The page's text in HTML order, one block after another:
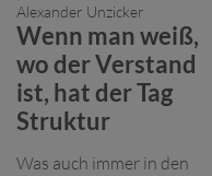
Alexander Unzicker
Wenn man weiß,
wo der Verstand
ist, hat der Tag
Struktur
Was auch immer in den